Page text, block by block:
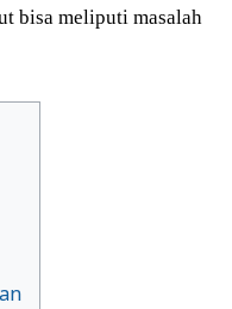
bisa meliputi masalah